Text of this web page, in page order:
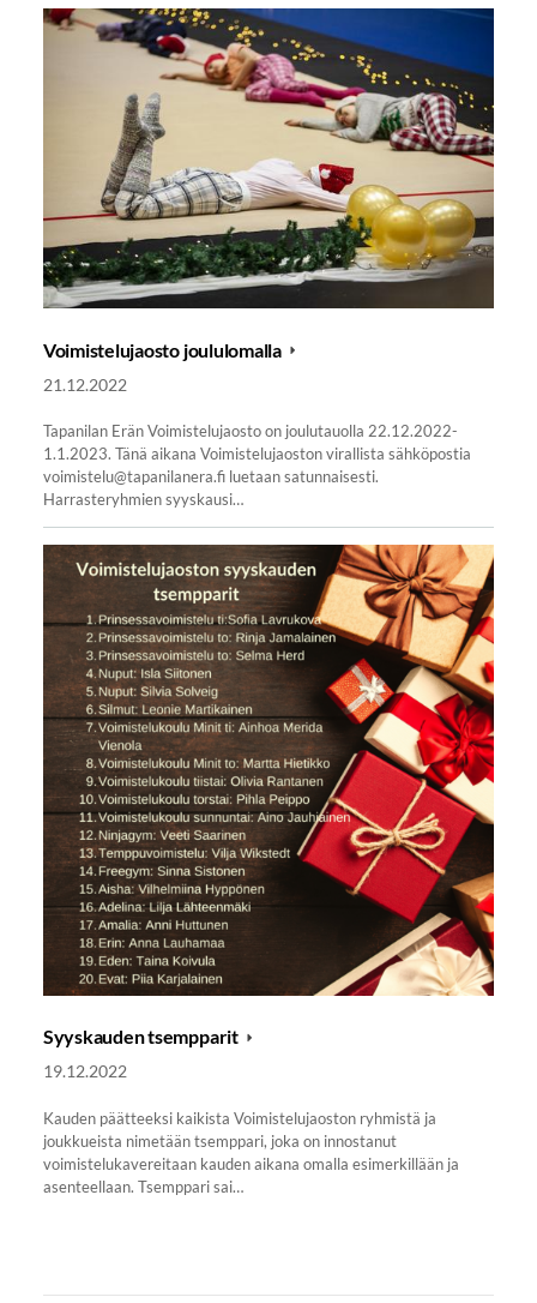
Voimistelujaosto joululomalla
21.12.2022
Tapanilan Erän Voimistelujaosto on joulutauolla 22.12.2022-
1.1.2023. Tänä aikana Voimistelujaoston virallista sähköpostia
voimistelu@tapanilanera.fi luetaan satunnaisesti.
Harrasteryhmien syyskausi…
Syyskauden tsempparit
19.12.2022
Kauden päätteeksi kaikista Voimistelujaoston ryhmistä ja
joukkueista nimetään tsemppari, joka on innostanut
voimistelukavereitaan kauden aikana omalla esimerkillään ja
asenteellaan. Tsemppari sai…